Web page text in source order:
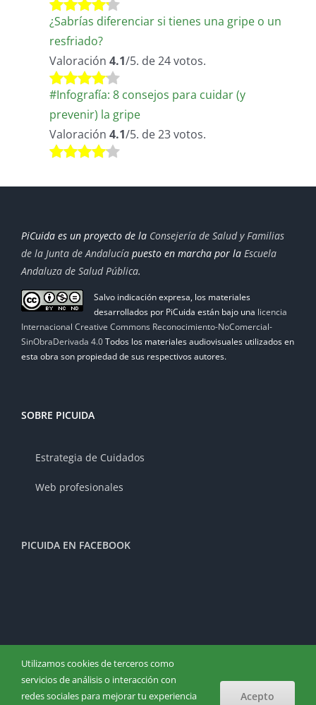
¿Sabrías diferenciar si tienes una gripe o un
resfriado?
Valoración 4.1/5. de 24 votos.
#Infografía: 8 consejos para cuidar (y
prevenir) la gripe
Valoración 4.1/5. de 23 votos.
PiCuida es un proyecto de la Consejería de Salud y Familias
de la Junta de Andalucía puesto en marcha por la Escuela
Andaluza de Salud Pública.
Salvo indicación expresa, los materiales
desarrollados por PiCuida están bajo una licencia
Internacional Creative Commons Reconocimiento-NoComercial-
SinObraDerivada 4.0Todos los materiales audiovisuales utilizados en
esta obra son propiedad de sus respectivos autores.
SOBRE PICUIDA
Estrategia de Cuidados
Web profesionales
PICUIDA EN FACEBOOK
Aviso legal·Privacidad
Utilizamos cookies de terceros como
servicios de análisis o interacción con
redes sociales para mejorar tu experiencia
Acepto